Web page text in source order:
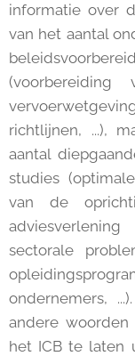
informatie over
van het aantal
richtlijnen, ...),
aantal
studies
van de
sectorale
ondernemers,
andere
het ICB te laten